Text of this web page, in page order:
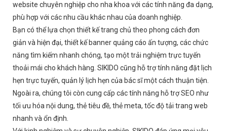
website chuyên nghiệp cho nha khoa với các tính năng đa dạng,
phù hợp với các nhu cầu khác nhau của doanh nghiệp.
Bạn có thể lựa chọn thiết kế trang chủ theo phong cách đơn
giản và hiện đại, thiết kế banner quảng cáo ấn tượng, các chức
năng tìm kiếm nhanh chóng, tạo một trải nghiệm trực tuyến
thoải mái cho khách hàng. SIKIDO cũng hỗ trợ tính năng đặt lịch
hẹn trực tuyến, quản lý lịch hẹn của bác sĩ một cách thuận tiện.
Ngoài ra, chúng tôi còn cung cấp các tính năng hỗ trợ SEO như
tối ưu hóa nội dung, thẻ tiêu đề, thẻ meta, tốc độ tải trang web
nhanh và ổn định.